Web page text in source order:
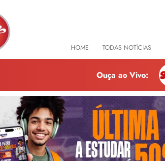
HOME TODAS NOTÍCIAS
Ouça ao Vivo: